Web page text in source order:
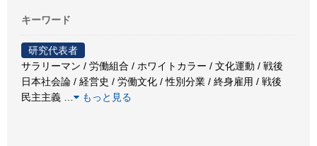
キーワード
研究代表者
サラリーマン / 労働組合 / ホワイトカラー / 文化運動 / 戦後
日本社会論 / 経営史 / 労働文化 / 性別分業 / 終身雇用 / 戦後
民主主義
もっと見る